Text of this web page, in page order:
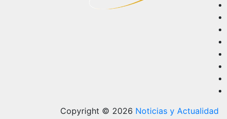
Copyright © 2026 Noticias y Actualidad